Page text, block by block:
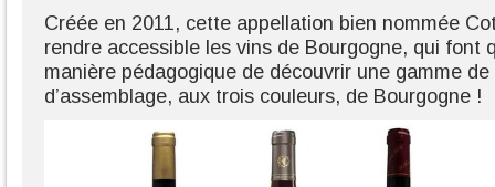
Créée en 2011, cette appellation bien nommée
rendre accessible les vins de Bourgogne, qui font
manière pédagogique de découvrir une gamme
d’assemblage, aux trois couleurs, de Bourgogne !